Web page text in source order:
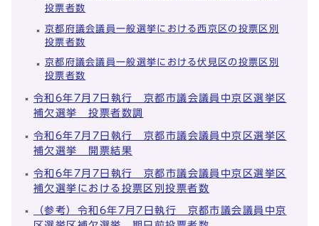
投票者数
京都府議会議員一般選挙における西京区の投票区別
投票者数
京都府議会議員一般選挙における伏見区の投票区別
投票者数
令和6年7月7日執行 京都市議会議員中京区選挙区
補欠選挙 投票者数調
令和6年7月7日執行 京都市議会議員中京区選挙区
補欠選挙 開票結果
令和6年7月7日執行 京都市議会議員中京区選挙区
補欠選挙における投票区別投票者数
（参考）令和6年7月7日執行 京都市議会議員中京